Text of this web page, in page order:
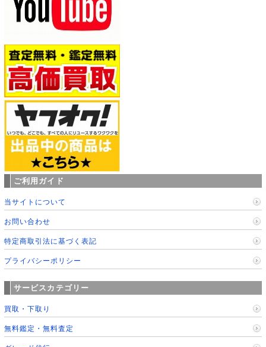
ご利用ガイド
当サイトについて
お問い合わせ
特定商取引法に基づく表記
プライバシーポリシー
サービスカテゴリー
買取・下取り
無料鑑定・無料査定